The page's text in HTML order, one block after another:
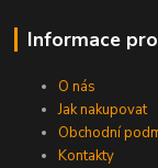
Informace
O nás
Jak nakupovat
Obchodní
Kontakty